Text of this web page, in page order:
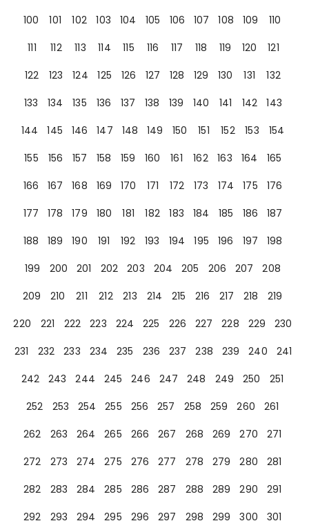
100
101 102 103 104 105 106 107 108 109
110
111
112 113 114 115 116 117 118 119 120
121
122
123 124 125 126 127 128 129 130 131
132
133
134 135 136 137 138 139 140 141 142
143
144
145 146 147 148 149 150 151 152 153
154
155
156 157 158 159 160 161 162 163 164
165
166
167 168 169 170 171 172 173 174 175
176
177
178 179 180 181 182 183 184 185 186
187
188
189 190 191 192 193 194 195 196 197
198
199
200 201 202 203 204 205 206 207
208
209
210 211 212 213 214 215 216 217 218
219
220
221 222 223 224 225 226 227 228 229
230
231
232 233 234 235 236 237 238 239 240
241
242
243 244 245 246 247 248 249 250
251
252
253 254 255 256 257 258 259 260
261
262
263 264 265 266 267 268 269 270
271
272
273 274 275 276 277 278 279 280
281
282
283 284 285 286 287 288 289 290
291
292
293 294 295 296 297 298 299 300 301